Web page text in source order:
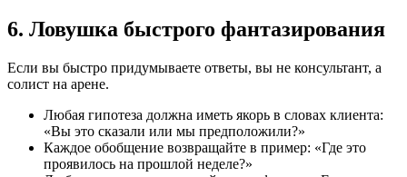
6. Ловушка быстрого фантазирования
Если вы быстро придумываете ответы, вы не консультант, а
солист на арене.
Любая гипотеза должна иметь якорь в словах клиента:
«Вы это сказали или мы предположили?»
Каждое обобщение возвращайте в пример: «Где это
проявилось на прошлой неделе?»